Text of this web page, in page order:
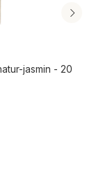
jasmin - 20